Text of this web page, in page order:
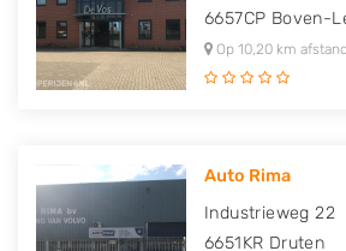
6657CP Boven-
Op 10,20 km afstand
Auto Rima
Industrieweg 22
6651KR Druten